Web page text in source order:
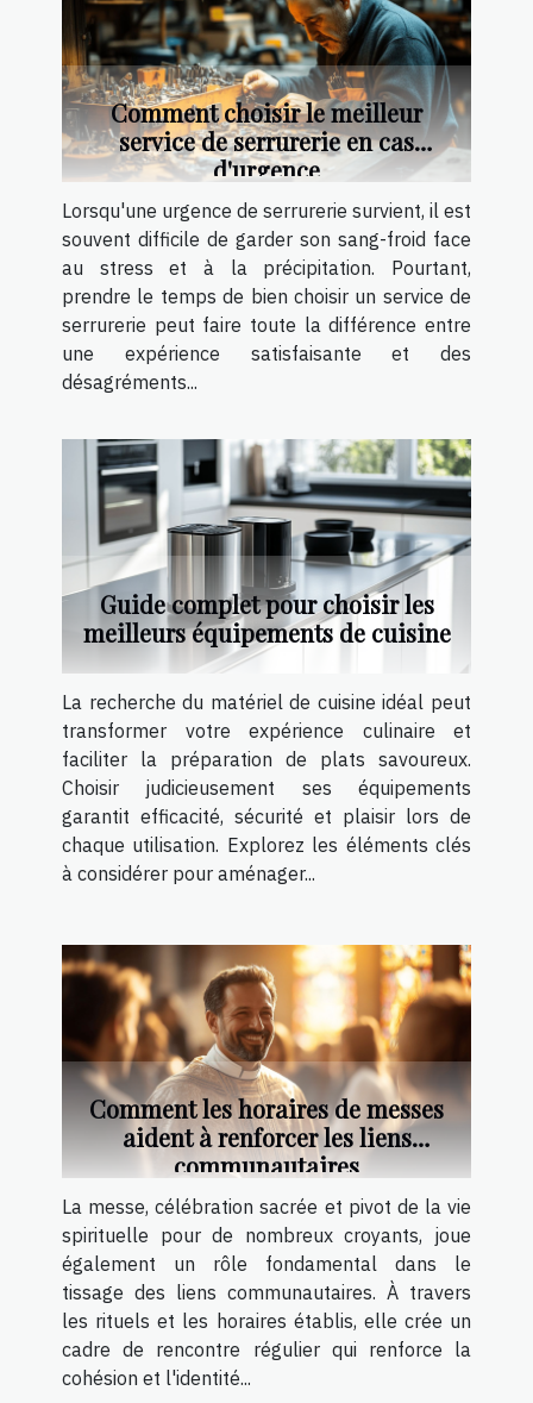
Comment choisir le meilleur
service de serrurerie en cas
d'urgence
Lorsqu'une urgence de serrurerie survient, il est
souvent difficile de garder son sang-froid face
au stress et à la précipitation. Pourtant,
prendre le temps de bien choisir un service de
serrurerie peut faire toute la différence entre
une expérience satisfaisante et des
désagréments...
Guide complet pour choisir les
meilleurs équipements de cuisine
La recherche du matériel de cuisine idéal peut
transformer votre expérience culinaire et
faciliter la préparation de plats savoureux.
Choisir judicieusement ses équipements
garantit efficacité, sécurité et plaisir lors de
chaque utilisation. Explorez les éléments clés
à considérer pour aménager...
Comment les horaires de messes
aident à renforcer les liens
communautaires
La messe, célébration sacrée et pivot de la vie
spirituelle pour de nombreux croyants, joue
également un rôle fondamental dans le
tissage des liens communautaires. À travers
les rituels et les horaires établis, elle crée un
cadre de rencontre régulier qui renforce la
cohésion et l'identité...